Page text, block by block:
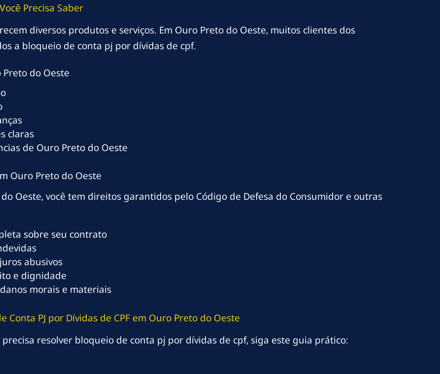
Precisa Saber
diversos produtos e serviços. Em Ouro Preto do Oeste, muitos clientes dos
a bloqueio de conta pj por dívidas de cpf.
Preto do Oeste
claras
de Ouro Preto do Oeste
Ouro Preto do Oeste
Oeste, você tem direitos garantidos pelo Código de Defesa do Consumidor e outras
sobre seu contrato
abusivos
e dignidade
morais e materiais
Conta PJ por Dívidas de CPF em Ouro Preto do Oeste
resolver bloqueio de conta pj por dívidas de cpf, siga este guia prático: